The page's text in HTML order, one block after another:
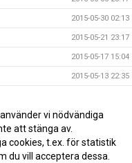
2015-05-30 02:13
2015-05-21 23:17
2015-05-17 15:04
2015-05-13 22:35
2015-04-25 18:46
2015-04-19 12:26
vi nödvändiga
att stänga av.
cookies, t.ex. för statistik
du vill acceptera dessa.